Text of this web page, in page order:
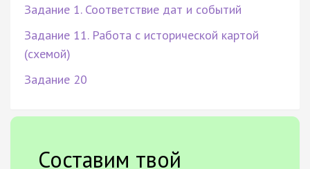
Задание 1. Соответствие дат и событий
Задание 11. Работа с исторической картой
(схемой)
Задание 20
Составим твой